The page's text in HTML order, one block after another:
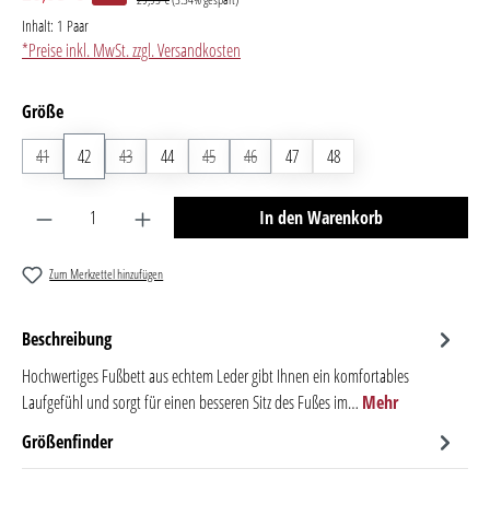
Inhalt: 1 Paar
*Preise inkl. MwSt. zzgl. Versandkosten
Größeauswählen
41(Diese Option ist zurzeit nicht verfügbar.)
42 43(Diese Option ist zurzeit nicht verfügbar.)
44 45(Diese Option ist zurzeit nicht verfügbar.)
46(Diese Option ist zurzeit nicht verfügbar.)
47 48
Produkt Anzahl: Gib den gewünschten Wert ein oder
In den Warenkorb
Zum Merkzettel hinzufügen
Beschreibung
Hochwertiges Fußbett aus echtem Leder gibt Ihnen ein komfortables
Laufgefühl und sorgt für einen besseren Sitz des Fußes im… Mehr
Größenfinder